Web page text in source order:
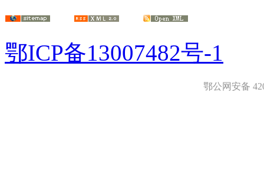
鄂ICP备13007482号-1
鄂公网安备